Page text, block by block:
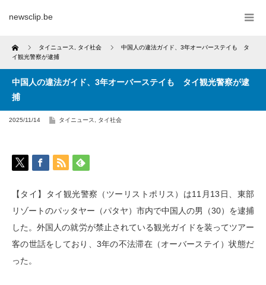
newsclip.be
Home タイニュース タイ社会
中国人の違法ガイド、3年オーバーステイも タ
イ観光警察が逮捕
中国人の違法ガイド、3年オーバーステイも タイ観光警察が逮
捕
2025/11/14 タイニュース タイ社会
【タイ】タイ観光警察（ツーリストポリス）は11月13日、東部
リゾートのパッタヤー（パタヤ）市内で中国人の男（30）を逮捕
した。外国人の就労が禁止されている観光ガイドを装ってツアー
客の世話をしており、3年の不法滞在（オーバーステイ）状態だ
った。